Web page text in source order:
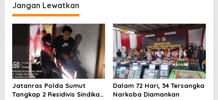
g
a
p
o
s
Jangan Lewatkan
Jatanras Polda Sumut
Tangkap 2 Residivis Sindikat
Dalam 72 Hari, 34 Tersangka
Narkoba Diamankan